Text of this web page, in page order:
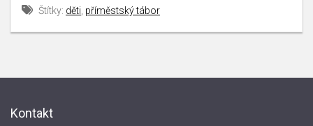
Štítky: děti příměstský tábor
Kontakt